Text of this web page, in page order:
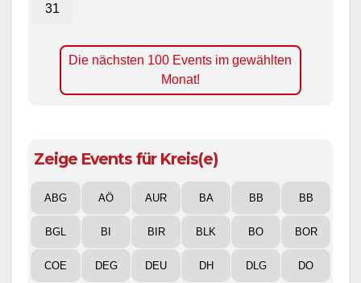
31
Die nächsten 100 Events im gewählten
Monat!
Zeige Events für Kreis(e)
ABG AÖ AUR BA BB BB
BGL BI BIR BLK BO BOR
COE DEG DEU DH DLG DO